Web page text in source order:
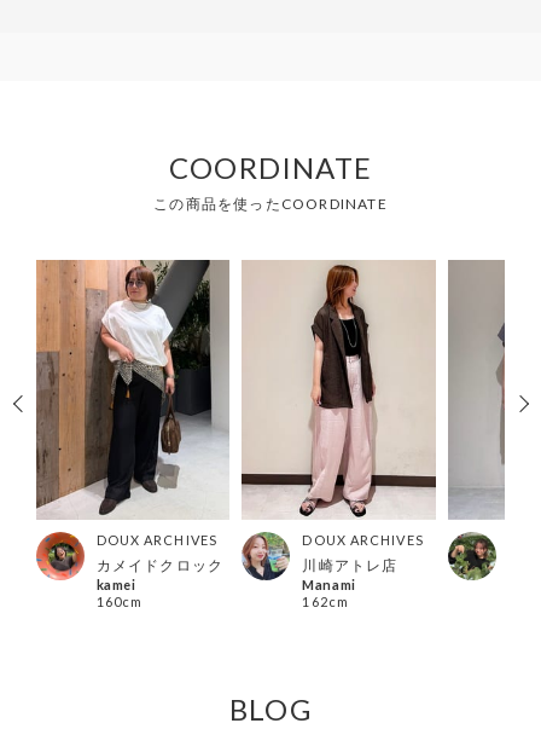
COORDINATE
この商品を使ったCOORDINATE
DOUX ARCHIVES
カメイドクロック
kamei
160cm
DOUX ARCHIVES
川崎アトレ店
Manami
162cm
BLOG